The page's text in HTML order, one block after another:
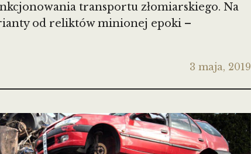
transportu złomiarskiego. Na
od reliktów minionej epoki –
3 maja, 2019